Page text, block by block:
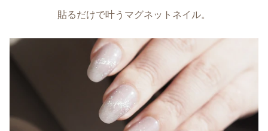
貼るだけで叶うマグネットネイル。